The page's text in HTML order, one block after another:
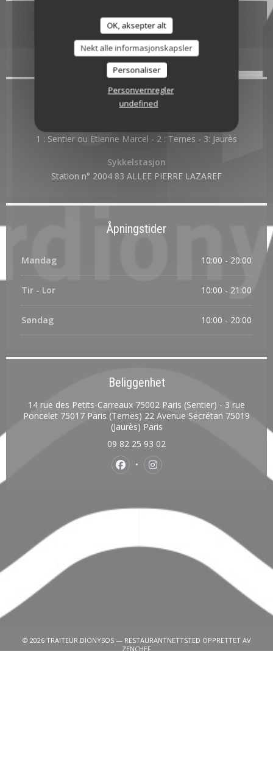
OK, aksepter alt
Nekt alle informasjonskapsler
Personaliser
Personvernregler
undefined
Generell informasjon
Tjenester
Tilgang
1 : Sentier ou Etienne Marcel - 2 : Ternes - 3: Jaurès
Sykkelstasjon
Station n° 2004 83 ALLEE PIERRE LAZAREF
Åpningstider
Mandag 10:00 - 20:00
Tir - Lor 10:00 - 21:00
Søndag 10:00 - 20:00
Beliggenhet
14 rue des Petits-Carreaux 75002 Paris (Sentier) - 3 rue
Poncelet 75017 Paris (Ternes) 22 Avenue Secrétan 75019
(Jaurès) Paris((åpner i et nytt vindu))
09 82 25 93 02
Facebook ((åpner i et nytt vindu))
Instagram ((åpner i et
© 2026 TRAITEUR DIONYSOS — RESTAURANTNETTSTED OPPRETTET AV
ZENCHEF((ÅPNER I ET NYTT VINDU))